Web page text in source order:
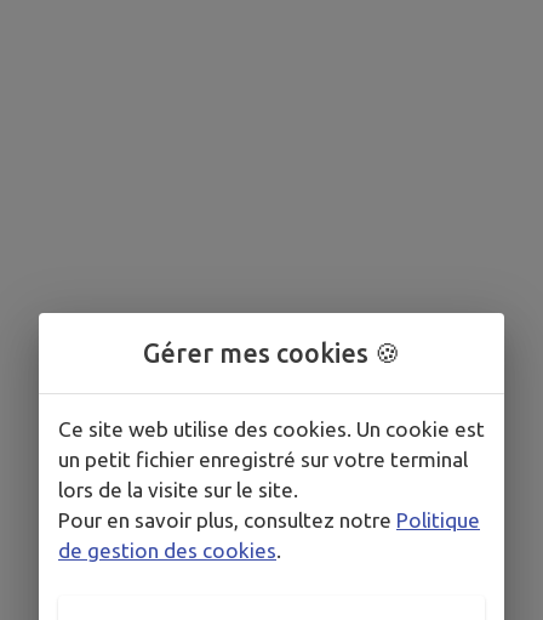
Gérer mes cookies 🍪
Ce site web utilise des cookies. Un cookie est
un petit fichier enregistré sur votre terminal
lors de la visite sur le site.
Pour en savoir plus, consultez notre Politique
de gestion des cookies.